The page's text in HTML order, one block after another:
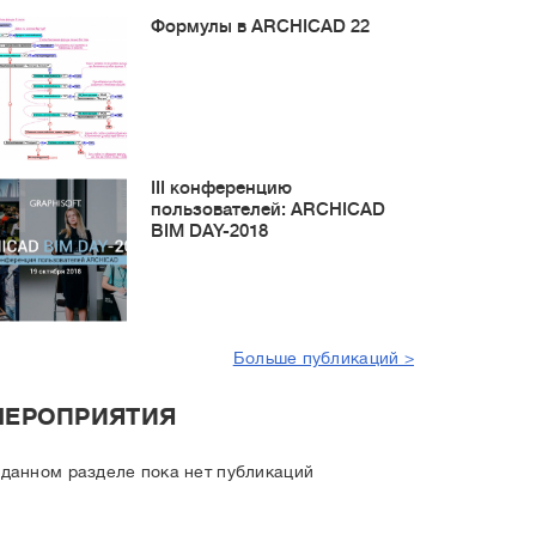
Формулы в ARCHICAD 22
III конференцию
пользователей: ARCHICAD
BIM DAY-2018
Больше публикаций >
разделе пока нет публикаций